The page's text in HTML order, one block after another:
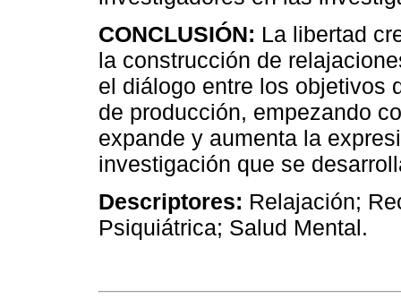
CONCLUSIÓN: La libertad
la construcción de
el diálogo entre los objetivos
de producción, empezando
expande y aumenta la
investigación que se
Descriptores: Relajación;
Psiquiátrica; Salud Mental.